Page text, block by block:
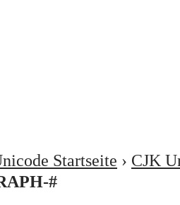
Startseite › CJK
#